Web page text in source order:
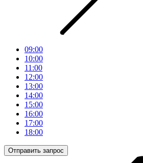
09:00
10:00
11:00
12:00
13:00
14:00
15:00
16:00
17:00
18:00
Отправить запрос